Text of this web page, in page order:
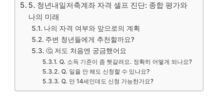
5. 청년내일저축계좌 자격 셀프 진단: 종합 평가와
나의 미래
나의 자격 여부와 앞으로의 계획
주변 청년들에게 추천할까요?
🤔 저도 처음엔 궁금했어요
Q. 소득 기준이 좀 헷갈려요. 정확히 어떻게 되나요?
Q. 일을 안 해도 신청할 수 있나요?
Q. 만 14세인데도 신청 가능한가요?